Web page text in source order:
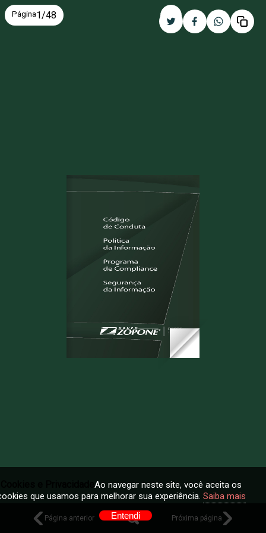
Página1/48
Página anterior Próxima página
Ao navegar neste site, você aceita os
que usamos para melhorar sua experiência. Saiba mais
Entendi